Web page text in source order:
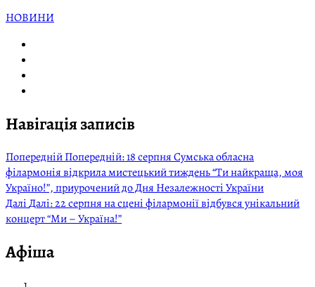
НОВИНИ
Навігація записів
ПопереднійПопередній:18 серпня Сумська обласна
філармонія відкрила мистецький тиждень “Ти найкраща, моя
Україно!”, приурочений до Дня Незалежності України
ДаліДалі:22 серпня на сцені філармонії відбувся унікальний
концерт “Ми – Україна!”
Афіша